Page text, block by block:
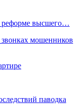
реформе высшего…
мошенников
паводка